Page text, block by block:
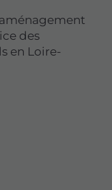
des
en Loire-